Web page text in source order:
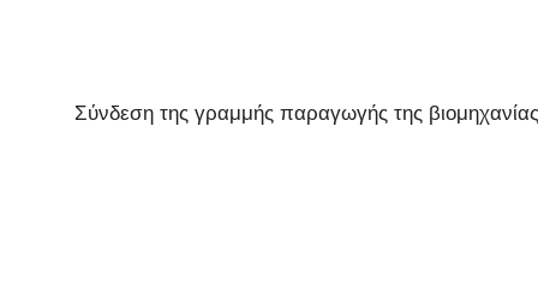
Σύνδεση της γραμμής παραγωγής της